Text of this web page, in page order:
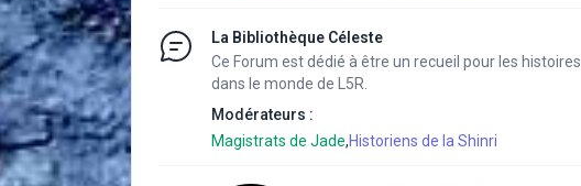
La Bibliothèque Céleste
Ce Forum est dédié à être un recueil pour les
dans le monde de L5R.
Modérateurs :
Magistrats de Jade,Historiens de la Shinri